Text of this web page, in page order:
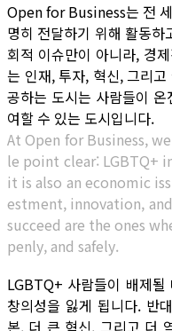
Open for Business는 전
명히 전달하기 위해 활동
회적 이슈만이 아니라, 경
는 인재, 투자, 혁신, 그리
공하는 도시는 사람들이
여할 수 있는 도시입니다.
At Open for Business,
le point clear: LGBTQ+
it is also an economic
estment, innovation,
succeed are the ones
penly, and safely.
LGBTQ+ 사람들이 배제
창의성을 잃게 됩니다. 반
본, 더 큰 혁신, 그리고 더